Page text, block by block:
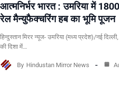
आत्मनिर्भर भारत : उमरिया में
रेल मैन्युफैक्चरिंग हब का भूमि पूजन
हिन्दुस्तान मिरर न्यूज- उमरिया (मध्य प्रदेश)/नई
की दिशा में…
By Hindustan Mirror News